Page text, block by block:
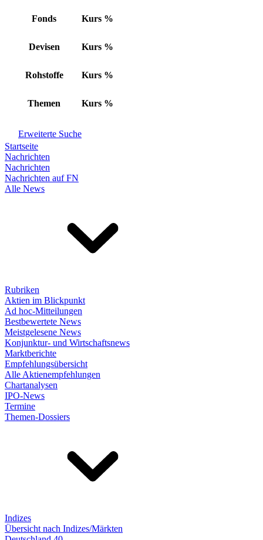
Fonds Kurs %
Devisen Kurs %
Rohstoffe Kurs %
Themen Kurs %
Erweiterte Suche
Startseite
Nachrichten
Nachrichten
Nachrichten auf FN
Alle News
Rubriken
Aktien im Blickpunkt
Ad hoc-Mitteilungen
Bestbewertete News
Meistgelesene News
Konjunktur- und Wirtschaftsnews
Marktberichte
Empfehlungsübersicht
Alle Aktienempfehlungen
Chartanalysen
IPO-News
Termine
Themen-Dossiers
Indizes
Übersicht nach Indizes/Märkten